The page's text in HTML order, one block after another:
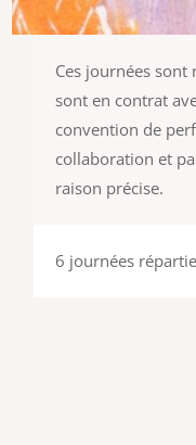
Ces journées sont
sont en contrat
convention de
collaboration et
raison précise.
6 journées